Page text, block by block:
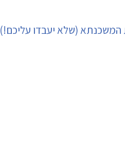
המשכנתא (שלא יעבדו עליכם!)